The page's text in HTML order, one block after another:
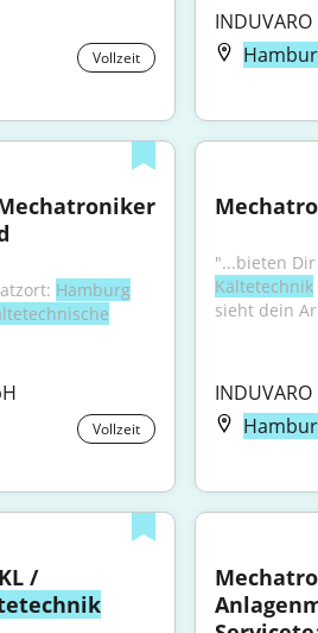
Vollzeit
Hamburg
Vollzeit
Kältetechnik
sieht dein
/